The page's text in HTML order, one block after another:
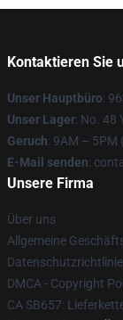
Kontaktieren Sie
Unser Hauptbüro:
Unser Lager: No. 48
Geruch: 9AM – 5PM
E-Mail senden:
Unsere Firma
Über uns
Allgemeine
DMCA - Copyright
CA SB657: